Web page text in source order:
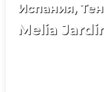
Испания,
Melia